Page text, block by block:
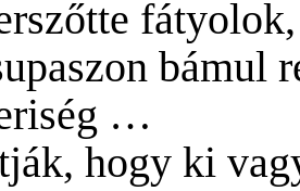
bámul
…
hogy ki